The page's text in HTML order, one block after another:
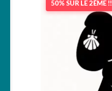
50% SUR LE 2ÈME !!